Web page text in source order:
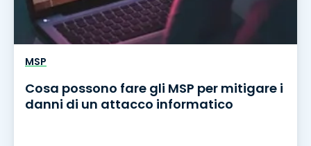
MSP
Cosa possono fare gli MSP per mitigare i
danni di un attacco informatico